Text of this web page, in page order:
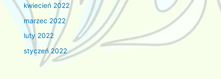
kwiecień 2022
marzec 2022
luty 2022
styczeń 2022